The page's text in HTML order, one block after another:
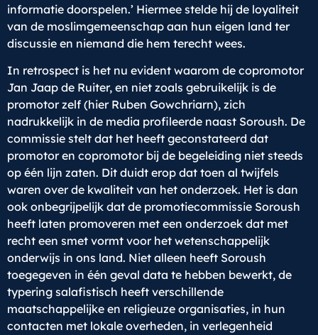
informatie doorspelen.’ Hiermee stelde hij de loyaliteit
van de moslimgemeenschap aan hun eigen land ter
discussie en niemand die hem terecht wees.
In retrospect is het nu evident waarom de copromotor
Jan Jaap de Ruiter, en niet zoals gebruikelijk is de
promotor zelf (hier Ruben Gowchriarn), zich
nadrukkelijk in de media profileerde naast Soroush. De
commissie stelt dat het heeft geconstateerd dat
promotor en copromotor bij de begeleiding niet steeds
op één lijn zaten. Dit duidt erop dat toen al twijfels
waren over de kwaliteit van het onderzoek. Het is dan
ook onbegrijpelijk dat de promotiecommissie Soroush
heeft laten promoveren met een onderzoek dat met
recht een smet vormt voor het wetenschappelijk
onderwijs in ons land. Niet alleen heeft Soroush
toegegeven in één geval data te hebben bewerkt, de
typering salafistisch heeft verschillende
maatschappelijke en religieuze organisaties, in hun
contacten met lokale overheden, in verlegenheid